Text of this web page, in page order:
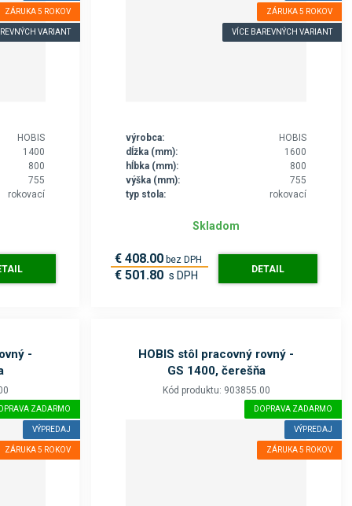
ZÁRUKA 5 ROKOV
VARIANT
HOBIS
1400
800
755
rokovací
ZÁRUKA 5 ROKOV
VÍCE BAREVNÝCH VARIANT
výrobca:
HOBIS
dĺžka (mm):
1600
hĺbka (mm):
800
výška (mm):
755
typ stola:
rokovací
Skladom
€ 408.00 bez DPH
€ 501.80 s DPH DETAIL
-
ZADARMO
VÝPREDAJ
ZÁRUKA 5 ROKOV
HOBIS stôl pracovný rovný -
GS 1400, čerešňa
Kód produktu: 903855.00
DOPRAVA ZADARMO
VÝPREDAJ
ZÁRUKA 5 ROKOV